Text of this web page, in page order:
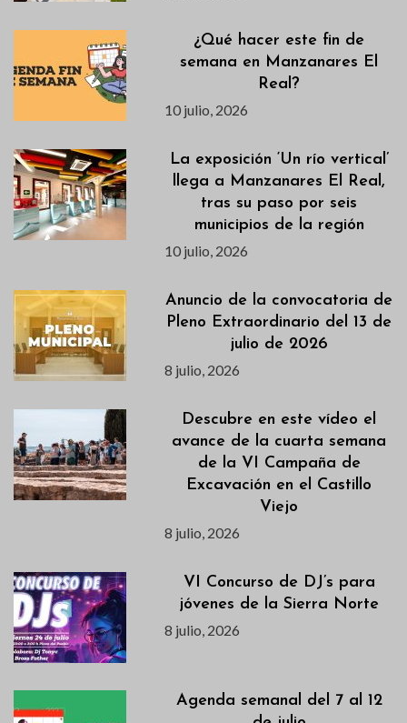
¿Qué hacer este fin de
semana en Manzanares El
Real?
10 julio, 2026
La exposición ‘Un río vertical’
llega a Manzanares El Real,
tras su paso por seis
municipios de la región
10 julio, 2026
Anuncio de la convocatoria de
Pleno Extraordinario del 13 de
julio de 2026
8 julio, 2026
Descubre en este vídeo el
avance de la cuarta semana
de la VI Campaña de
Excavación en el Castillo
Viejo
8 julio, 2026
VI Concurso de DJ’s para
jóvenes de la Sierra Norte
8 julio, 2026
Agenda semanal del 7 al 12